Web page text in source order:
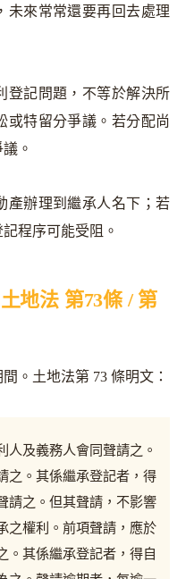
未來常常還要再回去處理
登記問題，不等於解決所
或特留分爭議。若分配尚
。
產辦理到繼承人名下；若
程序可能受阻。
地法 第73條 / 第
。土地法第 73 條明文：
人及義務人會同聲請之。
之。其係繼承登記者，得
請之。但其聲請，不影響
之權利。前項聲請，應於
。其係繼承登記者，得自